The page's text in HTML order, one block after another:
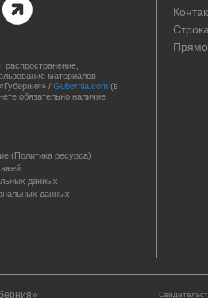
распространение,
материалов
/ Gubernia.com (в
обязательно наличие
(Политика ресурса)
данных
данных